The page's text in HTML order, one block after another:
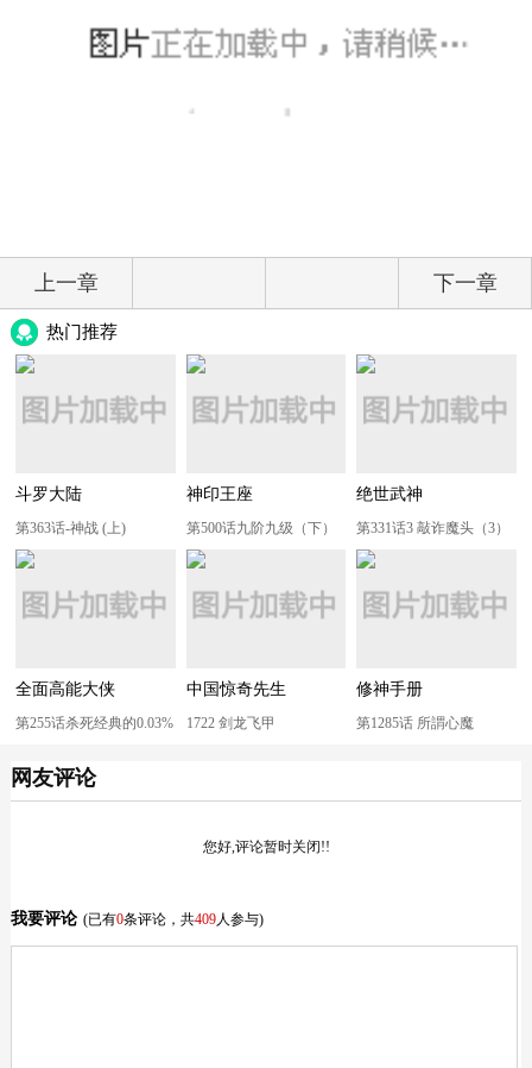
上一章 下一章
热门推荐
斗罗大陆
第363话-神战 (上)
神印王座
第500话九阶九级（下）
绝世武神
第331话3 敲诈魔头（3）
全面高能大侠
第255话杀死经典的0.03%
中国惊奇先生
1722 剑龙飞甲
修神手册
第1285话 所謂心魔
网友评论
您好,评论暂时关闭!!
我要评论 (已有0条评论，共409人参与)